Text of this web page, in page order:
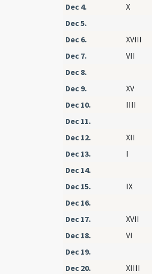
Dec 4.
X
Dec 5.
Dec 6.
XVIII
Dec 7.
VII
Dec 8.
Dec 9.
XV
Dec 10.
IIII
Dec 11.
Dec 12.
XII
Dec 13.
I
Dec 14.
Dec 15.
IX
Dec 16.
Dec 17.
XVII
Dec 18.
VI
Dec 19.
Dec 20.
XIIII